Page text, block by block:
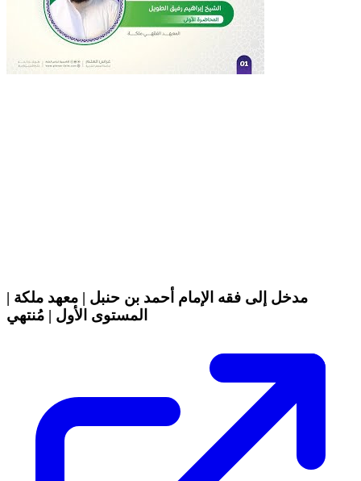
مدخل إلى فقه الإمام أحمد بن حنبل | معهد ملكة |
المستوى الأول | مُنتهي